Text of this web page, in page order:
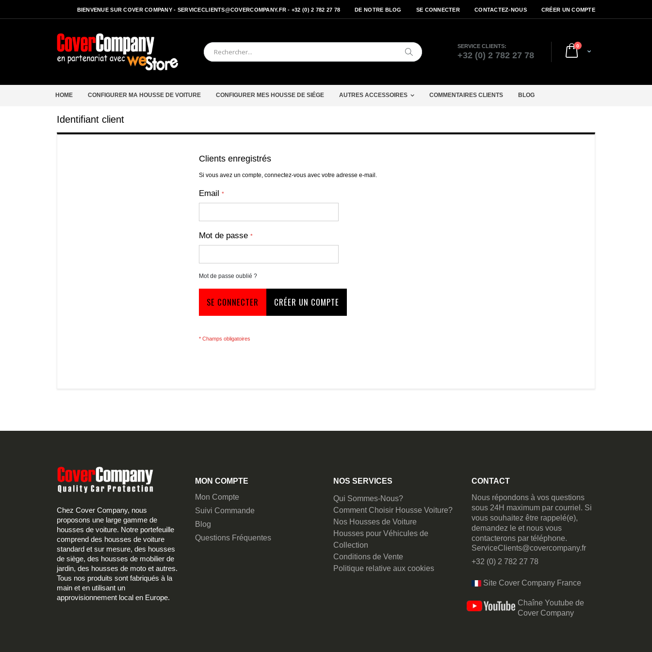
BIENVENUE SUR COVER COMPANY - SERVICECLIENTS@COVERCOMPANY.FR - +32 (0) 2 782 27 78 DE NOTRE BLOG SE CONNECTER CONTACTEZ-NOUS CRÉER UN COMPTE
Cart
0articles
Chercher
SERVICE CLIENTS:
+32 (0) 2 782 27 78
HOME CONFIGURER MA HOUSSE DE VOITURE CONFIGURER MES HOUSSE DE SIÉGE AUTRES ACCESSOIRES COMMENTAIRES CLIENTS BLOG
Identifiant client
Clients enregistrés
Si vous avez un compte, connectez-vous avec votre adresse e-mail.
Email
Mot de passe
Mot de passe oublié ?
SE CONNECTER CRÉER UN COMPTE
Chez Cover Company, nous
proposons une large gamme de
housses de voiture. Notre portefeuille
comprend des housses de voiture
standard et sur mesure, des housses
de siège, des housses de mobilier de
jardin, des housses de moto et autres.
Tous nos produits sont fabriqués à la
main et en utilisant un
approvisionnement local en Europe.
MON COMPTE
Mon Compte
Suivi Commande
Blog
Questions Fréquentes
NOS SERVICES
Qui Sommes-Nous?
Comment Choisir Housse Voiture?
Nos Housses de Voiture
Housses pour Véhicules de
Collection
Conditions de Vente
Politique relative aux cookies
CONTACT
Nous répondons à vos questions
sous 24H maximum par courriel. Si
vous souhaitez être rappelé(e),
demandez le et nous vous
contacterons par téléphone.
ServiceClients@covercompany.fr
+32 (0) 2 782 27 78
Site Cover Company France
Chaîne Youtube de
Cover Company